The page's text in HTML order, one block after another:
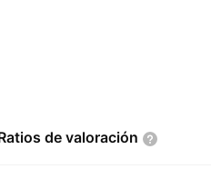
devaloración